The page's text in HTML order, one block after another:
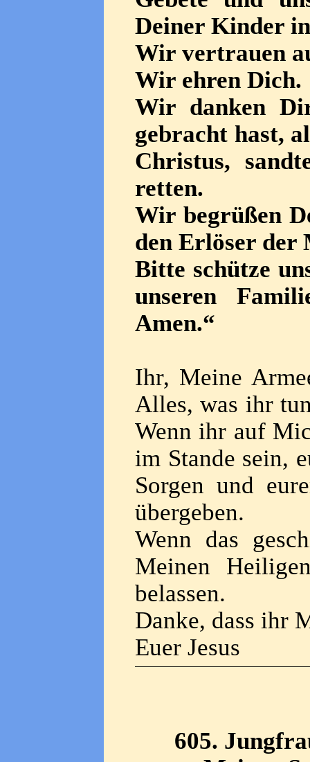
Deiner Kinder
Wir vertrauen
Wir ehren Dich.
Wir danken
gebracht hast,
Christus,
retten.
Wir begrüßen
den Erlöser der
Bitte schütze
unseren
Amen.“
Ihr, Meine
Alles, was ihr
Wenn ihr auf
im Stande sein,
Sorgen und
übergeben.
Wenn das
Meinen
belassen.
Danke, dass ihr
Euer Jesus
605.